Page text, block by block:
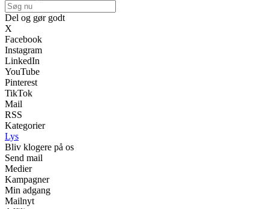
Del og gør godt
X
Facebook
Instagram
LinkedIn
YouTube
Pinterest
TikTok
Mail
RSS
Kategorier
Lys
Bliv klogere på os
Send mail
Medier
Kampagner
Min adgang
Mailnyt